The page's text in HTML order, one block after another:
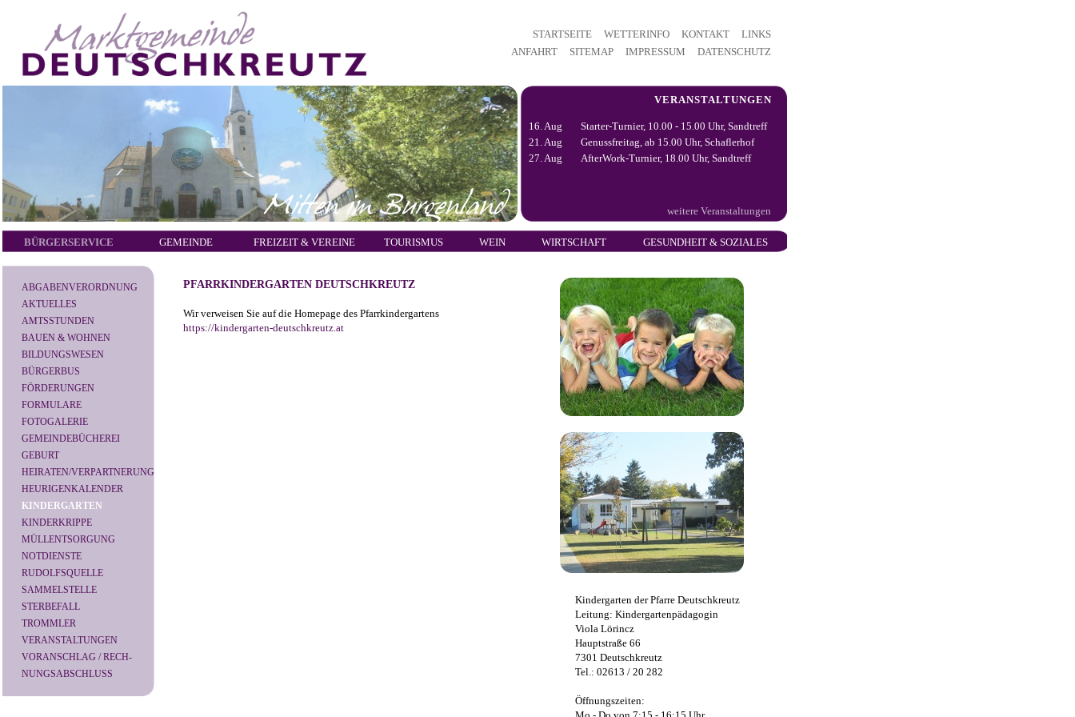
STARTSEITE WETTERINFO KONTAKT
LINKS
ANFAHRT
SITEMAP IMPRESSUM DATENSCHUTZ
VERANSTALTUNGEN
16. Aug
Starter-Turnier, 10.00 - 15.00 Uhr, Sandtreff
21. Aug
Genussfreitag, ab 15.00 Uhr, Schaflerhof
27. Aug
AfterWork-Turnier, 18.00 Uhr, Sandtreff
weitere Veranstaltungen
BÜRGERSERVICE GEMEINDE FREIZEIT & VEREINE TOURISMUS WEIN WIRTSCHAFT GESUNDHEIT & SOZIALES
ABGABENVERORDNUNG
AKTUELLES
AMTSSTUNDEN
BAUEN & WOHNEN
BILDUNGSWESEN
BÜRGERBUS
FÖRDERUNGEN
FORMULARE
FOTOGALERIE
GEMEINDEBÜCHEREI
GEBURT
HEIRATEN/VERPARTNERUNG
HEURIGENKALENDER
KINDERGARTEN
KINDERKRIPPE
MÜLLENTSORGUNG
NOTDIENSTE
RUDOLFSQUELLE
SAMMELSTELLE
STERBEFALL
TROMMLER
VERANSTALTUNGEN
VORANSCHLAG / RECH-
NUNGSABSCHLUSS
Kindergarten der Pfarre Deutschkreutz
Leitung: Kindergartenpädagogin
Viola Lörincz
Hauptstraße 66
7301 Deutschkreutz
Tel.: 02613 / 20 282
Öffnungszeiten:
PFARRKINDERGARTEN DEUTSCHKREUTZ
Wir verweisen Sie auf die Homepage des Pfarrkindergartens
https://kindergarten-deutschkreutz.at